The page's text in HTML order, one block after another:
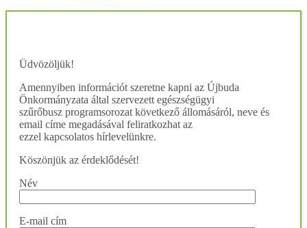
Üdvözöljük!
Amennyiben információt szeretne kapni az Újbuda
Önkormányzata által szervezett egészségügyi
szűrőbusz programsorozat következő állomásáról, neve és
email címe megadásával feliratkozhat az
ezzel kapcsolatos hírlevelünkre.
Köszönjük az érdeklődését!
Név
E-mail cím